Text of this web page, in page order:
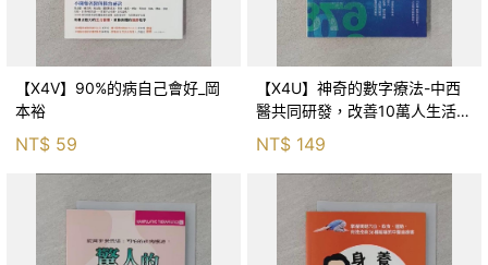
【X4V】90%的病自己會好_岡
本裕
NT$ 59
【X4U】神奇的數字療法-中西
醫共同研發，改善10萬人生活的
自癒處方_次序信號體系研究所
NT$ 149